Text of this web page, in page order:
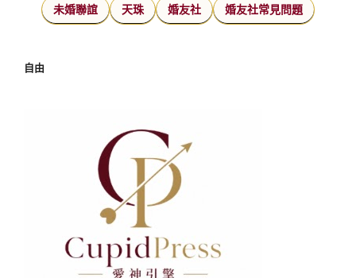
未婚聯誼 天珠 婚友社 婚友社常見問題
自由